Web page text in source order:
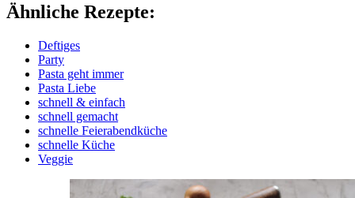
Ähnliche Rezepte:
Deftiges
Party
Pasta geht immer
Pasta Liebe
schnell & einfach
schnell gemacht
schnelle Feierabendküche
schnelle Küche
Veggie